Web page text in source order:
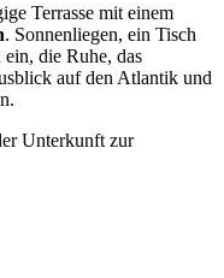
Terrasse mit einem
. Sonnenliegen, ein Tisch
die Ruhe, das
auf den Atlantik und
Unterkunft zur